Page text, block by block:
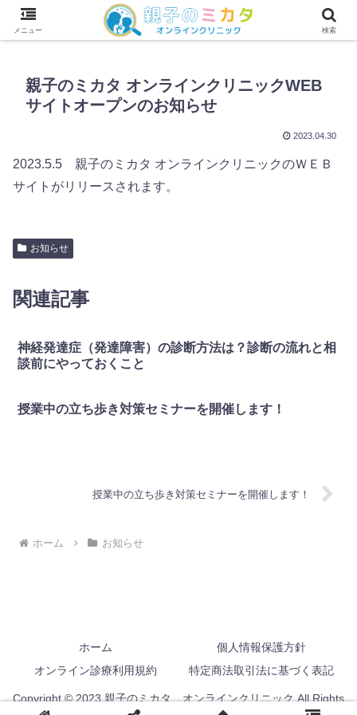
わが子の診断に納得できない凹凸キッズママが薬に頼らずわが子を伸ばす！
親子のミカタ オンラインクリニックWEB
サイトオープンのお知らせ
2023.04.30
2023.5.5 親子のミカタ オンラインクリニックのＷＥＢ
サイトがリリースされます。
お知らせ
関連記事
神経発達症（発達障害）の診断方法は？診断の流れと相
談前にやっておくこと
授業中の立ち歩き対策セミナーを開催します！
授業中の立ち歩き対策セミナーを開催します！
ホーム お知らせ
ホーム
個人情報保護方針
オンライン診療利用規約
特定商法取引法に基づく表記
Copyright © 2023 親子のミカタ オンラインクリニック All Rights
メニュー 検索